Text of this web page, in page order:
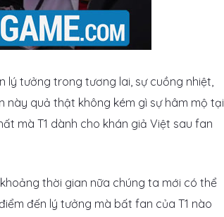
lý tưởng trong tương lai, sự cuồng nhiệt,
này quả thật không kém gì sự hâm mộ tại
mà T1 dành cho khán giả Việt sau fan
thời gian nữa chúng ta mới có thể
đến lý tưởng mà bất fan của T1 nào